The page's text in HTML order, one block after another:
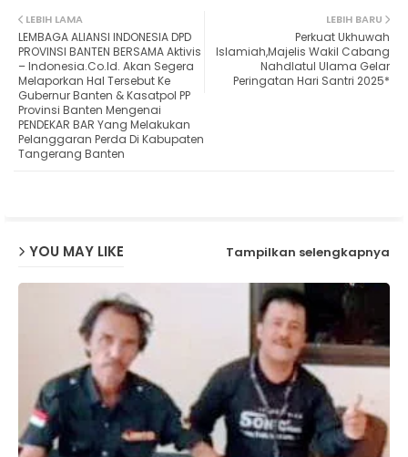
ap
LEBIH BARU
Perkuat Ukhuwah
Islamiah,Majelis Wakil Cabang
Nahdlatul Ulama Gelar
Peringatan Hari Santri 2025*
LEBIH LAMA
LEMBAGA ALIANSI INDONESIA DPD
PROVINSI BANTEN BERSAMA Aktivis
– Indonesia.Co.Id. Akan Segera
Melaporkan Hal Tersebut Ke
Gubernur Banten & Kasatpol PP
Provinsi Banten Mengenai
PENDEKAR BAR Yang Melakukan
Pelanggaran Perda Di Kabupaten
Tangerang Banten
YOU MAY LIKE Tampilkan selengkapnya